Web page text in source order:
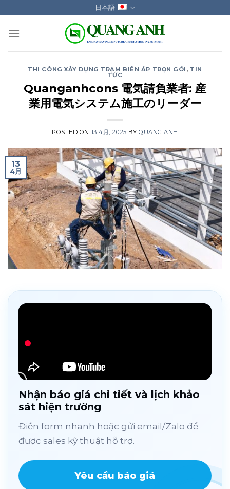
to
content
日本語
THI CÔNG XÂY DỰNG TRẠM BIẾN ÁP TRỌN GÓI , TIN
TỨC
Quanganhcons 電気請負業者: 産
業用電気システム施工のリーダー
POSTED ON 13 4月, 2025 BY QUANG ANH
13
4月
Nhận báo giá chi tiết và lịch khảo
sát hiện trường
Điền form nhanh hoặc gửi email/Zalo để
được sales kỹ thuật hỗ trợ.
Yêu cầu báo giá